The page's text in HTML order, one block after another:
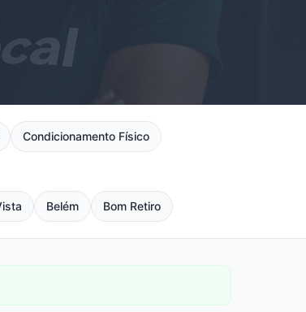
Condicionamento Físico
Belém Bom Retiro